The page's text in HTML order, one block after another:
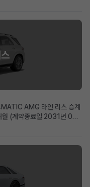
AMG 라인 리스 승계
(계약종료일 2031년 07
승계 지원금 혜택 제공 즉